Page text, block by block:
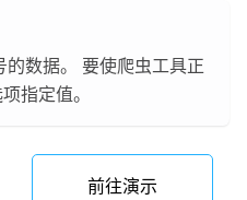
数据。 要使爬虫工具正
指定值。
前往演示